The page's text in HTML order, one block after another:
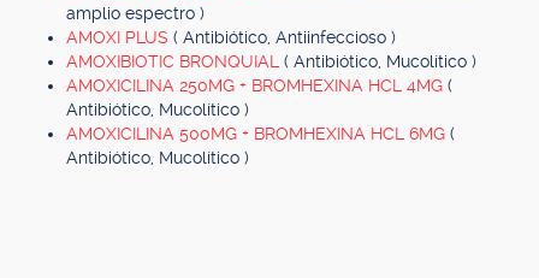
amplio espectro )
AMOXI PLUS ( Antibiótico, Antiinfeccioso )
AMOXIBIOTIC BRONQUIAL ( Antibiótico, Mucolítico )
AMOXICILINA 250MG + BROMHEXINA HCL 4MG (
Antibiótico, Mucolítico )
AMOXICILINA 500MG + BROMHEXINA HCL 6MG (
Antibiótico, Mucolítico )